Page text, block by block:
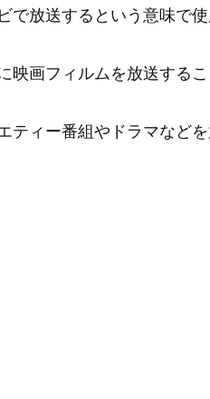
で放送するという意味で使
映画フィルムを放送するこ
ティー番組やドラマなど